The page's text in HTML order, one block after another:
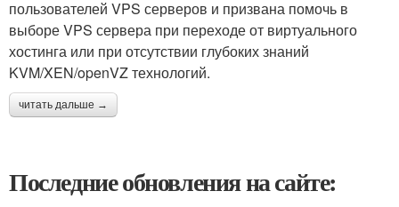
пользователей VPS серверов и призвана помочь в
выборе VPS сервера при переходе от виртуального
хостинга или при отсутствии глубоких знаний
KVM/XEN/openVZ технологий.
читать дальше →
Последние обновления на сайте: